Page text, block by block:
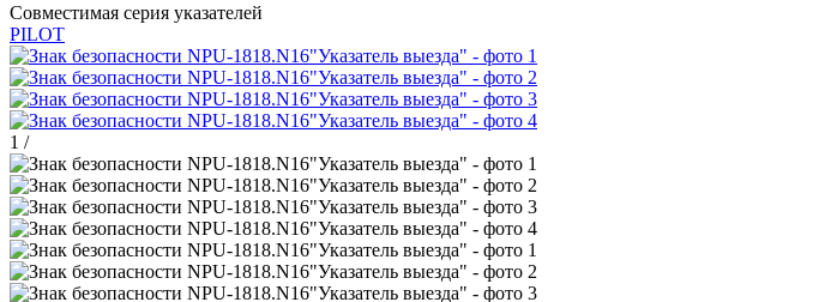
Совместимая серия указателей
PILOT
1 /